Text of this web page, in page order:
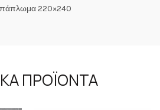
220×240
ΠΡΟΪΌΝΤΑ